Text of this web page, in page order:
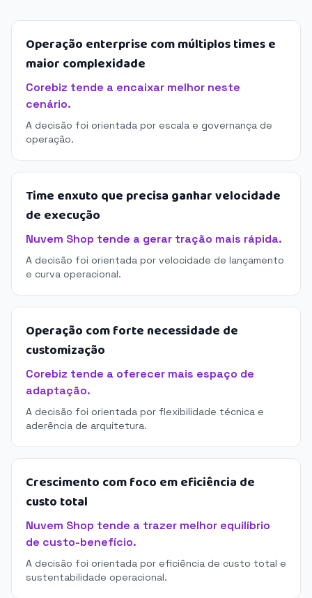
Operação enterprise com múltiplos times e
maior complexidade
Corebiz tende a encaixar melhor neste
cenário.
A decisão foi orientada por escala e governança de
operação.
Time enxuto que precisa ganhar velocidade
de execução
Nuvem Shop tende a gerar tração mais rápida.
A decisão foi orientada por velocidade de lançamento
e curva operacional.
Operação com forte necessidade de
customização
Corebiz tende a oferecer mais espaço de
adaptação.
A decisão foi orientada por flexibilidade técnica e
aderência de arquitetura.
Crescimento com foco em eficiência de
custo total
Nuvem Shop tende a trazer melhor equilíbrio
de custo-benefício.
A decisão foi orientada por eficiência de custo total e
sustentabilidade operacional.